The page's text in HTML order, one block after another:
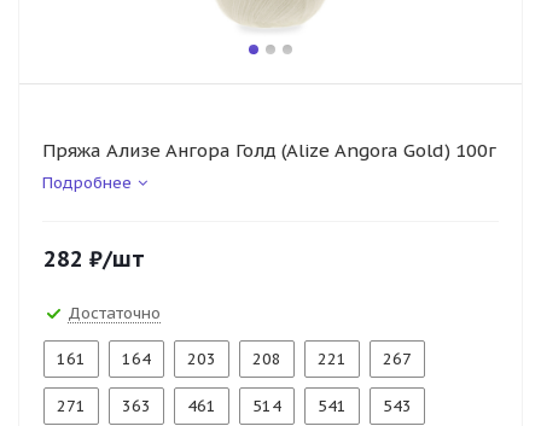
Пряжа Ализе Ангора Голд (Alize Angora Gold) 100г
Подробнее
282 ₽/шт
Достаточно
161 164 203 208 221 267
271 363 461 514 541 543